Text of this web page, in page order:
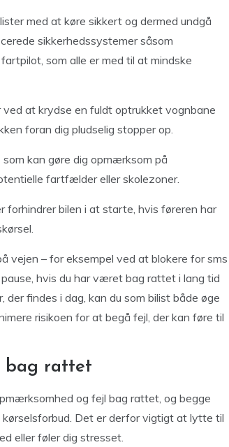
med at køre sikkert og dermed undgå
sikkerhedssystemer såsom
som alle er med til at mindske
at krydse en fuldt optrukket vognbane
foran dig pludselig stopper op.
kan gøre dig opmærksom på
fartfælder eller skolezoner.
forhindrer bilen i at starte, hvis føreren har
vejen – for eksempel ved at blokere for sms
hvis du har været bag rattet i lang tid
findes i dag, kan du som bilist både øge
risikoen for at begå fejl, der kan føre til
bag rattet
og fejl bag rattet, og begge
Det er derfor vigtigt at lytte til
eller føler dig stresset.